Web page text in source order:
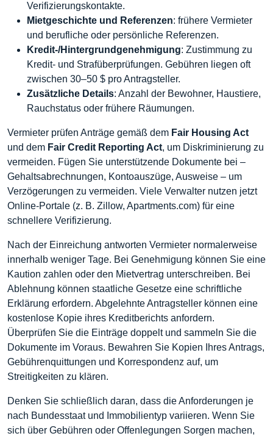
Verifizierungskontakte.
Mietgeschichte und Referenzen: frühere Vermieter
und berufliche oder persönliche Referenzen.
Kredit-/Hintergrundgenehmigung: Zustimmung zu
Kredit- und Strafüberprüfungen. Gebühren liegen oft
zwischen 30–50 $ pro Antragsteller.
Zusätzliche Details: Anzahl der Bewohner, Haustiere,
Rauchstatus oder frühere Räumungen.
Vermieter prüfen Anträge gemäß dem Fair Housing Act
und dem Fair Credit Reporting Act, um Diskriminierung zu
vermeiden. Fügen Sie unterstützende Dokumente bei –
Gehaltsabrechnungen, Kontoauszüge, Ausweise – um
Verzögerungen zu vermeiden. Viele Verwalter nutzen jetzt
Online-Portale (z. B. Zillow, Apartments.com) für eine
schnellere Verifizierung.
Nach der Einreichung antworten Vermieter normalerweise
innerhalb weniger Tage. Bei Genehmigung können Sie eine
Kaution zahlen oder den Mietvertrag unterschreiben. Bei
Ablehnung können staatliche Gesetze eine schriftliche
Erklärung erfordern. Abgelehnte Antragsteller können eine
kostenlose Kopie ihres Kreditberichts anfordern.
Überprüfen Sie die Einträge doppelt und sammeln Sie die
Dokumente im Voraus. Bewahren Sie Kopien Ihres Antrags,
Gebührenquittungen und Korrespondenz auf, um
Streitigkeiten zu klären.
Denken Sie schließlich daran, dass die Anforderungen je
nach Bundesstaat und Immobilientyp variieren. Wenn Sie
sich über Gebühren oder Offenlegungen Sorgen machen,